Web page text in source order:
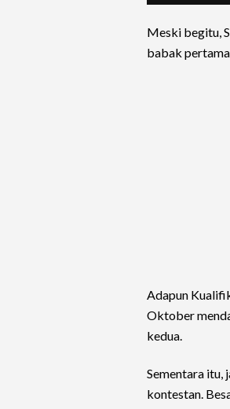
Meski begitu,
babak
Adapun
Oktober
kedua.
Sementara itu,
kontestan.